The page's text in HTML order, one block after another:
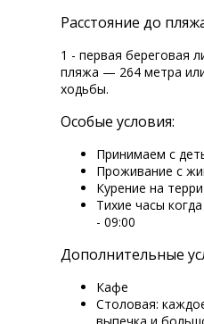
Расстояние до
1 - первая береговая
пляжа — 264 метра
ходьбы.
Особые условия:
Принимаем с
Проживание с
Курение на
Тихие часы
- 09:00
Дополнительные
Кафе
Столовая: